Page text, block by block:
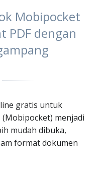
Mobipocket
PDF dengan
gratis untuk
menjadi
mudah dibuka,
format dokumen